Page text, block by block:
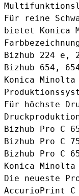
Für reine
bietet Konica
Bizhub 224 e,
Bizhub 654,
Konica Minolta
Für höchste
Bizhub Pro C
Bizhub Pro C
Bizhub Pro C
Konica
Die neueste
AccurioPrint C